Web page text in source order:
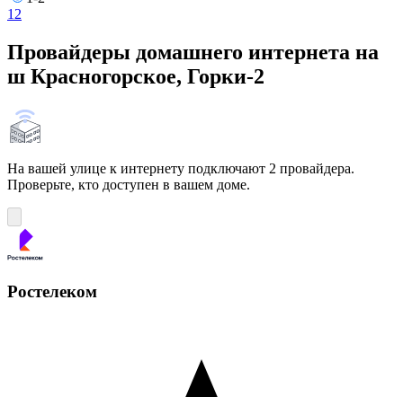
1 2
Провайдеры домашнего интернета на
ш Красногорское, Горки-2
На вашей улице к интернету подключают 2 провайдера.
Проверьте, кто доступен в вашем доме.
Ростелеком